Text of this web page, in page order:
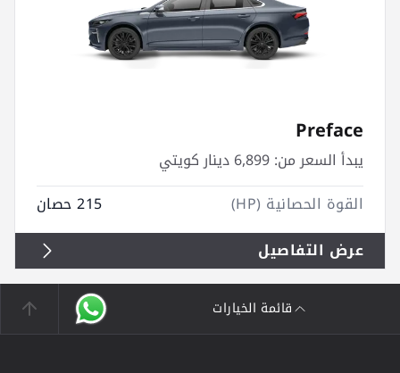
Preface
يبدأ السعر من:
القوة الحصانية (HP)
215 حصان
عرض التفاصيل
قائمة الخيارات